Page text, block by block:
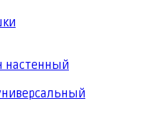
настенный